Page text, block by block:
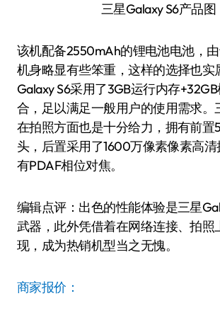
三星Galaxy S6产品图
该机配备2550mAh的锂电池电池，由
机身略显有些笨重，这样的选择也实
Galaxy S6采用了3GB运行内存
合，足以满足一般用户的使用需求。
在拍照方面也是十分给力，拥有前
头，后置采用了1600万像素像素高
有PDAF相位对焦。
编辑点评：出色的性能体验是三星
武器，此外凭借着在网络连接、拍照
现，成为热销机型当之无愧。
商家报价：